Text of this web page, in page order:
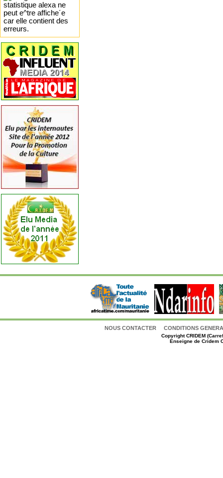
NOUS CONTACTER CONDITIONS
CopyrightCRIDEM
Enseigne de Cridem